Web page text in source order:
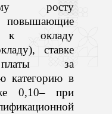
росту
повышающие
к окладу
ставке
платы за
категорию в
0,10– при